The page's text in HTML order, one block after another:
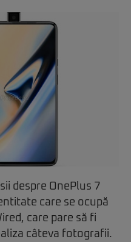
despre OnePlus 7
care se ocupă
care pare să fi
câteva fotografii.